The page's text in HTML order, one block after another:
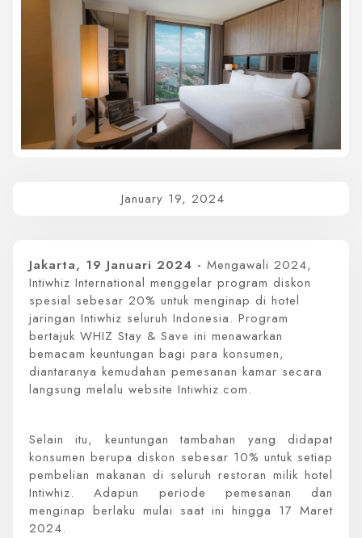
Whiz Luxe Hotel
Grand Whiz Hotel
Whiz Prime Hotel
Whiz Hotel
Whiz Capsule Hotel
Swift Inn Aeropolis
January 19, 2024
Jakarta, 19 Januari 2024 - Mengawali 2024,
Intiwhiz International menggelar program diskon
spesial sebesar 20% untuk menginap di hotel
jaringan Intiwhiz seluruh Indonesia. Program
bertajuk WHIZ Stay & Save ini menawarkan
bemacam keuntungan bagi para konsumen,
diantaranya kemudahan pemesanan kamar secara
langsung melalu website Intiwhiz.com.
Selain itu, keuntungan tambahan yang didapat
konsumen berupa diskon sebesar 10% untuk setiap
pembelian makanan di seluruh restoran milik hotel
Intiwhiz. Adapun periode pemesanan dan
menginap berlaku mulai saat ini hingga 17 Maret
2024.